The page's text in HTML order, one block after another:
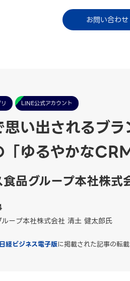
お問い合わせ
ご利用中のお客様へ
LINE公式アカウント
い出されるブ
「ゆるやかな
品グループ本社株式
ープ本社株式会社 清土 健太郎氏
日経ビジネス電子版に掲載された記事の転載